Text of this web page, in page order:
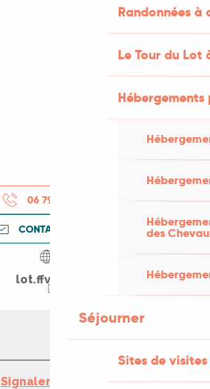
Randonnées
Le Tour du Lot
des
Séjourner
Sites de visites
06 79 37 61
CONTACTEZ-NOUS
lot.ffvelo.fr
Signaler une erreur